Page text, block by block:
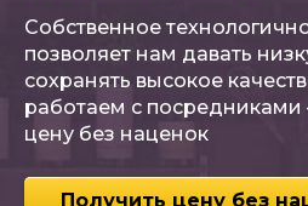
Собственное
позволяет нам давать
сохранять высокое
работаем с
цену без наценок
Получить цену без